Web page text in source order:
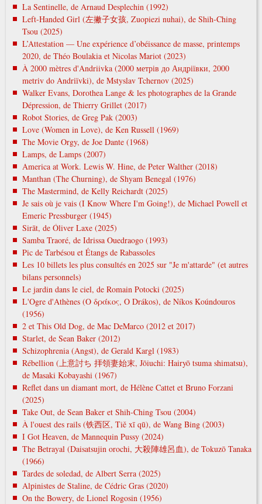
La Sentinelle, de Arnaud Desplechin (1992)
Left-Handed Girl (左撇子女孩, Zuopiezi nuhai), de Shih-Ching
Tsou (2025)
L’Attestation — Une expérience d’obéissance de masse, printemps
2020, de Théo Boulakia et Nicolas Mariot (2023)
À 2000 mètres d'Andriivka (2000 метрів до Андріївки, 2000
metrіv do Andrіїvki), de Mstyslav Tchernov (2025)
Walker Evans, Dorothea Lange & les photographes de la Grande
Dépression, de Thierry Grillet (2017)
Robot Stories, de Greg Pak (2003)
Love (Women in Love), de Ken Russell (1969)
The Movie Orgy, de Joe Dante (1968)
Lamps, de Lamps (2007)
America at Work. Lewis W. Hine, de Peter Walther (2018)
Manthan (The Churning), de Shyam Benegal (1976)
The Mastermind, de Kelly Reichardt (2025)
Je sais où je vais (I Know Where I'm Going!), de Michael Powell et
Emeric Pressburger (1945)
Sirāt, de Óliver Laxe (2025)
Samba Traoré, de Idrissa Ouedraogo (1993)
Pic de Tarbésou et Étangs de Rabassoles
Les 10 billets les plus consultés en 2025 sur "Je m'attarde" (et autres
bilans personnels)
Le jardin dans le ciel, de Romain Potocki (2025)
L'Ogre d'Athènes (Ο δράκος, O Drákos), de Níkos Koúndouros
(1956)
2 et This Old Dog, de Mac DeMarco (2012 et 2017)
Starlet, de Sean Baker (2012)
Schizophrenia (Angst), de Gerald Kargl (1983)
Rébellion (上意討ち 拝領妻始末, Jōiuchi: Hairyō tsuma shimatsu),
de Masaki Kobayashi (1967)
Reflet dans un diamant mort, de Hélène Cattet et Bruno Forzani
(2025)
Take Out, de Sean Baker et Shih-Ching Tsou (2004)
À l'ouest des rails (铁西区, Tiě xī qū), de Wang Bing (2003)
I Got Heaven, de Mannequin Pussy (2024)
The Betrayal (Daisatsujin orochi, 大殺陣雄呂血), de Tokuzō Tanaka
(1966)
Tardes de soledad, de Albert Serra (2025)
Alpinistes de Staline, de Cédric Gras (2020)
On the Bowery, de Lionel Rogosin (1956)